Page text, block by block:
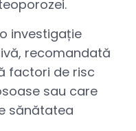
investigație
recomandată
factori de risc
sau care
sănătatea